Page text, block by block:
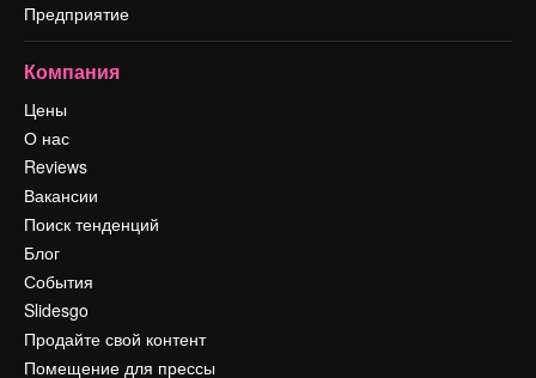
Предприятие
Компания
Цены
О нас
Reviews
Вакансии
Поиск тенденций
Блог
События
Slidesgo
Продайте свой контент
Помещение для прессы